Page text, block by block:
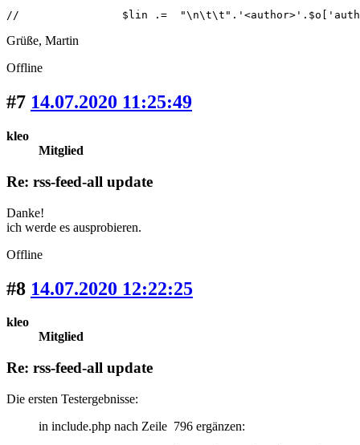
//                $lin .=
Grüße, Martin
Offline
#7 14.07.2020 11:25:49
kleo
Mitglied
Re: rss-feed-all update
Danke!
ich werde es ausprobieren.
Offline
#8 14.07.2020 12:22:25
kleo
Mitglied
Re: rss-feed-all update
Die ersten Testergebnisse:
in include.php nach Zeile 796 ergänzen: